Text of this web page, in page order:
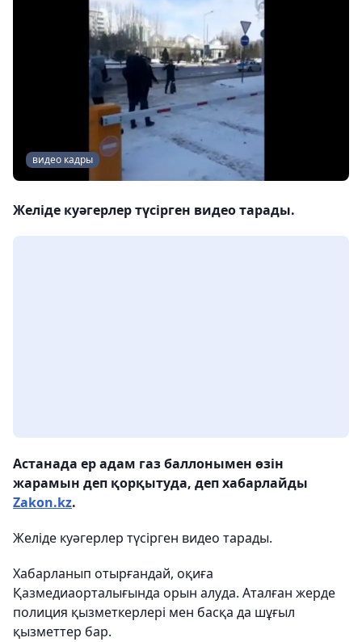
видео кадры
Желіде куәгерлер түсірген видео тарады.
Астанада ер адам газ баллонымен өзін
жарамын деп қорқытуда, деп хабарлайды
Zakon.kz.
Желіде куәгерлер түсірген видео тарады.
Хабарланып отырғандай, оқиға
Қазмедиаорталығында орын алуда. Аталған жерде
полиция қызметкерлері мен басқа да шұғыл
қызметтер бар.